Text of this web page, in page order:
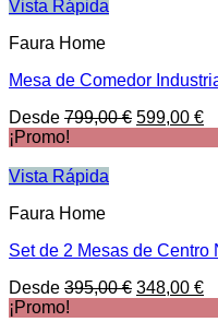
Vista Rápida
Faura Home
Mesa de Comedor
Desde 799,00€ El
599,00 €El
¡Promo!
Vista Rápida
Faura Home
Set de 2 Mesas de Centro
Desde 395,00€ El
348,00 €El
¡Promo!